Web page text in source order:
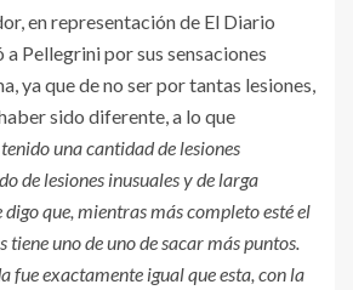
en representación de El Diario
Pellegrini por sus sensaciones
ya que de no ser por tantas lesiones,
sido diferente, a lo que
una cantidad de lesiones
de lesiones inusuales y de larga
que, mientras más completo esté el
tiene uno de uno de sacar más puntos.
fue exactamente igual que esta, con la